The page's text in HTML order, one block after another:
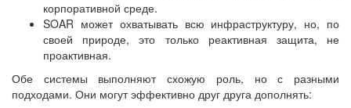
корпоративной среде.
SOAR может охватывать всю инфраструктуру, но, по
своей природе, это только реактивная защита, не
проактивная.
Обе системы выполняют схожую роль, но с разными
подходами. Они могут эффективно друг друга дополнять: